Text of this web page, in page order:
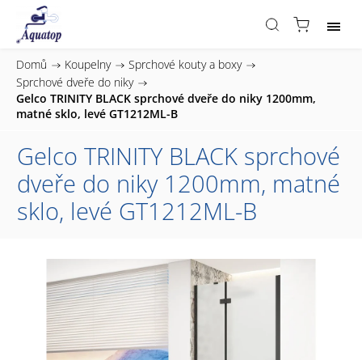
Domů / Koupelny / Sprchové kouty a boxy /
Sprchové dveře do niky /
Gelco TRINITY BLACK sprchové dveře do niky 1200mm,
matné sklo, levé GT1212ML-B
Gelco TRINITY BLACK sprchové
dveře do niky 1200mm, matné
sklo, levé GT1212ML-B